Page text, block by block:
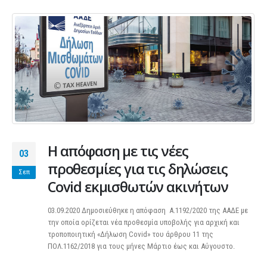
03
Σεπ
Η απόφαση με τις νέες
προθεσμίες για τις δηλώσεις
Covid εκμισθωτών ακινήτων
03.09.2020 Δημοσιεύθηκε η απόφαση Α.1192/2020 της ΑΑΔΕ με
την οποία ορίζεται νέα προθεσμία υποβολής για αρχική και
τροποποιητική «Δήλωση Covid» του άρθρου 11 της
ΠΟΛ.1162/2018 για τους μήνες Μάρτιο έως και Αύγουστο.